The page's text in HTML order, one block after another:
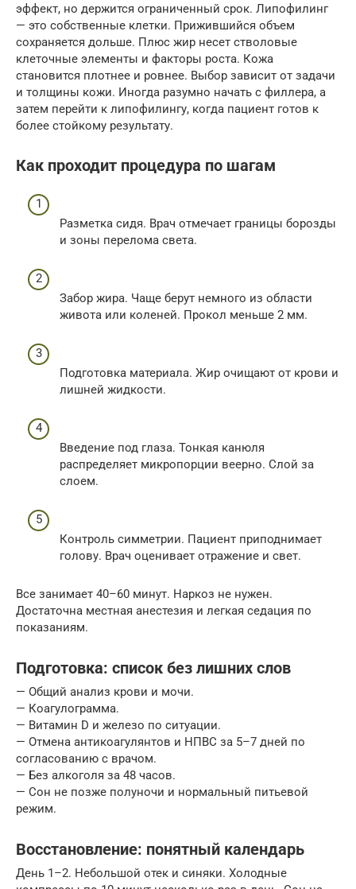
эффект, но держится ограниченный срок. Липофилинг
— это собственные клетки. Прижившийся объем
сохраняется дольше. Плюс жир несет стволовые
клеточные элементы и факторы роста. Кожа
становится плотнее и ровнее. Выбор зависит от задачи
и толщины кожи. Иногда разумно начать с филлера, а
затем перейти к липофилингу, когда пациент готов к
более стойкому результату.
Как проходит процедура по шагам
Разметка сидя. Врач отмечает границы борозды
и зоны перелома света.
Забор жира. Чаще берут немного из области
живота или коленей. Прокол меньше 2 мм.
Подготовка материала. Жир очищают от крови и
лишней жидкости.
Введение под глаза. Тонкая канюля
распределяет микропорции веерно. Слой за
слоем.
Контроль симметрии. Пациент приподнимает
голову. Врач оценивает отражение и свет.
Все занимает 40–60 минут. Наркоз не нужен.
Достаточна местная анестезия и легкая седация по
показаниям.
Подготовка: список без лишних слов
— Общий анализ крови и мочи.
— Коагулограмма.
— Витамин D и железо по ситуации.
— Отмена антикоагулянтов и НПВС за 5–7 дней по
согласованию с врачом.
— Без алкоголя за 48 часов.
— Сон не позже полуночи и нормальный питьевой
режим.
Восстановление: понятный календарь
День 1–2. Небольшой отек и синяки. Холодные